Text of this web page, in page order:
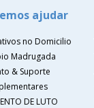
ajudar
no Domicilio
Madrugada
& Suporte
DE LUTO